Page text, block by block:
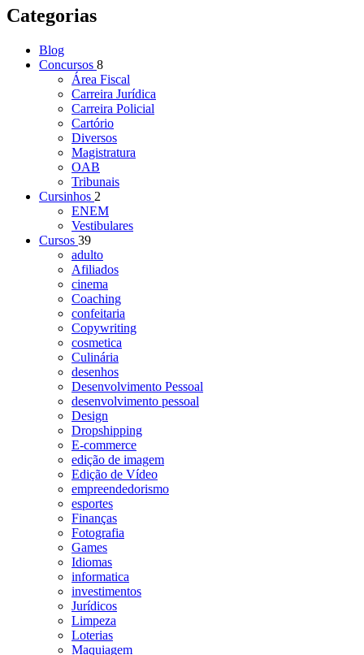
Categorias
Blog
Concursos 8
Área Fiscal
Carreira Jurídica
Carreira Policial
Cartório
Diversos
Magistratura
OAB
Tribunais
Cursinhos 2
ENEM
Vestibulares
Cursos 39
adulto
Afiliados
cinema
Coaching
confeitaria
Copywriting
cosmetica
Culinária
desenhos
Desenvolvimento Pessoal
desenvolvimento pessoal
Design
Dropshipping
E-commerce
edição de imagem
Edição de Vídeo
empreendedorismo
esportes
Finanças
Fotografia
Games
Idiomas
informatica
investimentos
Jurídicos
Limpeza
Loterias
Maquiagem